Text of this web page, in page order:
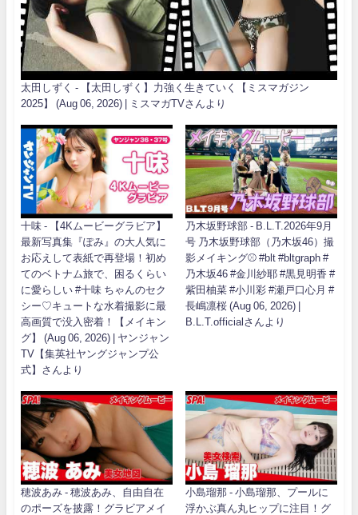
太田しずく - 【太田しずく】力強く生きていく【ミスマガジン
2025】 (Aug 06, 2026) | ミスマガTVさんより
十味 - 【4Kムービーグラビア】
最新写真集『ぽみ』の大人気に
お応えして表紙で再登場！初め
てのベトナム旅で、困るくらい
に愛らしい #十味 ちゃんのセク
シー♡キュートな水着撮影に最
高画質で没入密着！【メイキン
グ】 (Aug 06, 2026) | ヤンジャン
TV【集英社ヤングジャンプ公
式】さんより
乃木坂野球部 - B.L.T.2026年9月
号 乃木坂野球部（乃木坂46）撮
影メイキング⚾️ #blt #bltgraph #
乃木坂46 #金川紗耶 #黒見明香 #
紫田柚菜 #小川彩 #瀬戸口心月 #
長嶋凛桜 (Aug 06, 2026) |
B.L.T.officialさんより
穂波あみ - 穂波あみ、自由自在
のポーズを披露！グラビアメイ
小島瑠那 - 小島瑠那、プールに
浮かぶ真ん丸ヒップに注目！グ